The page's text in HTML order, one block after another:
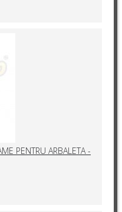
PENTRU ARBALETA -